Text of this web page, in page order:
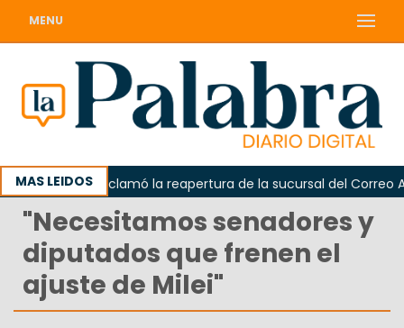
MENU
MAS LEIDOS
Odarda reclamó la reapertura de la sucursal del Correo
"Necesitamos senadores y
diputados que frenen el
ajuste de Milei"